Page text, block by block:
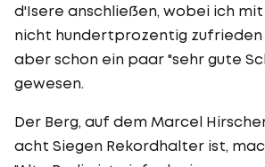
d'Isere anschließen, wobei ich
nicht hundertprozentig zufrieden
aber schon ein paar "sehr gute
gewesen.
Der Berg, auf dem Marcel
acht Siegen Rekordhalter ist,